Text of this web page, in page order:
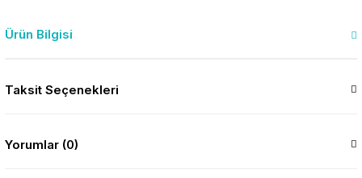
Ürün Bilgisi
Taksit Seçenekleri
Yorumlar (0)